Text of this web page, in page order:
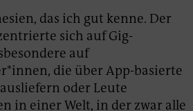
das ich gut kenne. Der
sich auf Gig-
auf
die über App-basierte
oder Leute
in einer Welt, in der zwar alle